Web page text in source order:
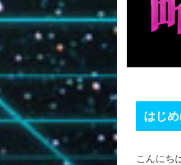
はじ
こんにち